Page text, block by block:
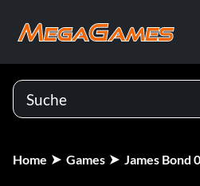
Home Games James Bond